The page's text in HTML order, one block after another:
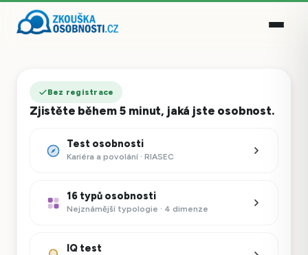
Bez registrace
Zjistěte během 5 minut, jaká jste osobnost.
Test osobnosti
Kariéra a povolání · RIASEC
16 typů osobnosti
Nejznámější typologie · 4 dimenze
IQ test